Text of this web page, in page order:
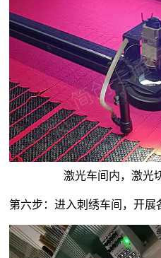
激光车间内，激光
第六步：进入刺绣车间，开展